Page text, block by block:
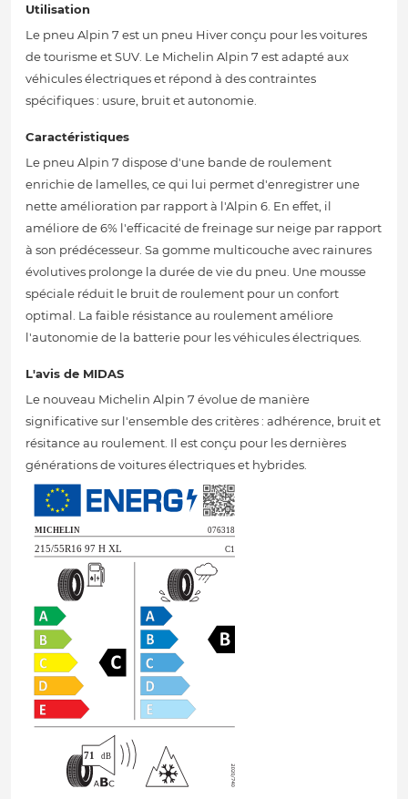
Utilisation
Le pneu Alpin 7 est un pneu Hiver conçu pour les voitures
de tourisme et SUV. Le Michelin Alpin 7 est adapté aux
véhicules électriques et répond à des contraintes
spécifiques : usure, bruit et autonomie.
Caractéristiques
Le pneu Alpin 7 dispose d'une bande de roulement
enrichie de lamelles, ce qui lui permet d'enregistrer une
nette amélioration par rapport à l'Alpin 6. En effet, il
améliore de 6% l'efficacité de freinage sur neige par rapport
à son prédécesseur. Sa gomme multicouche avec rainures
évolutives prolonge la durée de vie du pneu. Une mousse
spéciale réduit le bruit de roulement pour un confort
optimal. La faible résistance au roulement améliore
l'autonomie de la batterie pour les véhicules électriques.
L'avis de MIDAS
Le nouveau Michelin Alpin 7 évolue de manière
significative sur l'ensemble des critères : adhérence, bruit et
résitance au roulement. Il est conçu pour les dernières
générations de voitures électriques et hybrides.